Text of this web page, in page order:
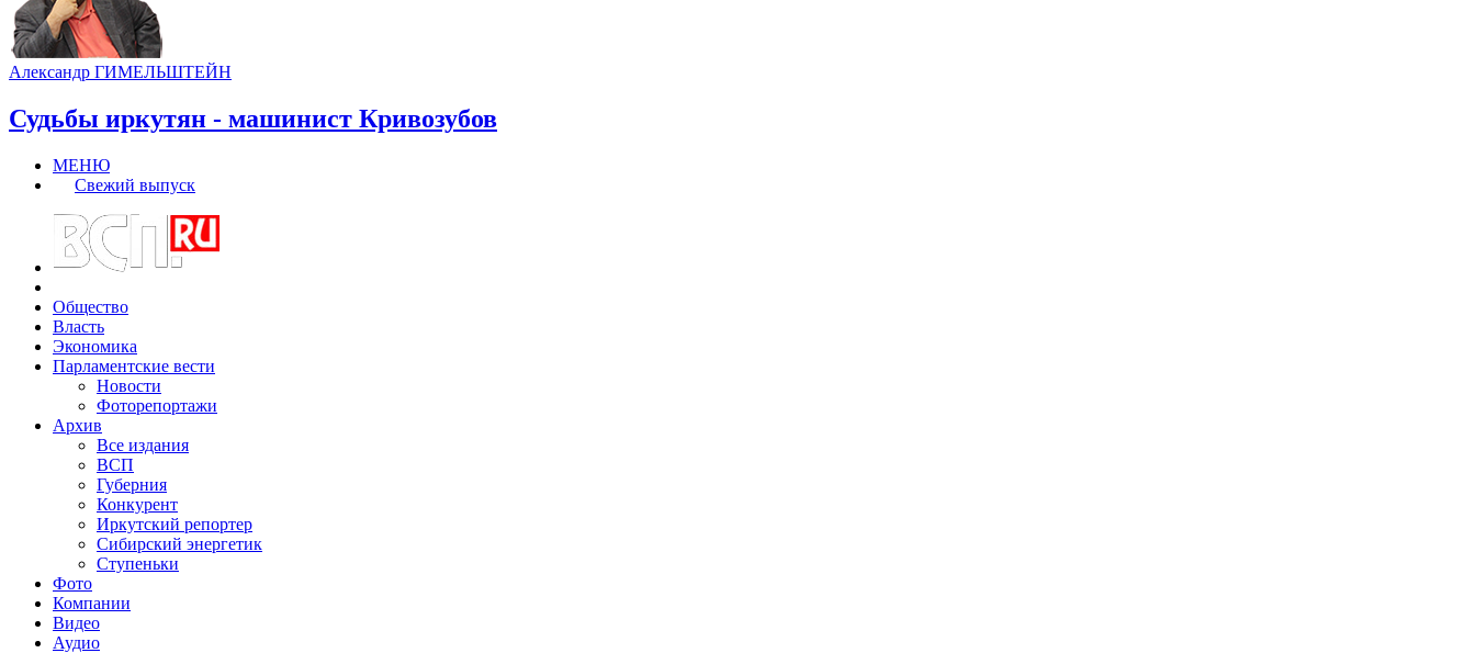
Александр ГИМЕЛЬШТЕЙН
Судьбы иркутян - машинист Кривозубов
МЕНЮ
Свежий выпуск
Общество
Власть
Экономика
Парламентские вести
Новости
Фоторепортажи
Архив
Все издания
ВСП
Губерния
Конкурент
Иркутский репортер
Сибирский энергетик
Ступеньки
Фото
Компании
Видео
Аудио